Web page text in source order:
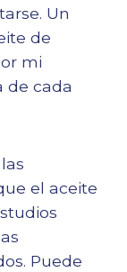
Un
de
mi
de cada
el aceite
Puede